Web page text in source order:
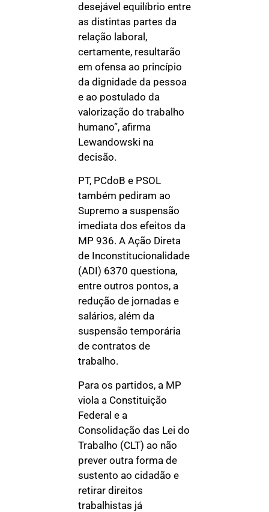
desejável equilíbrio entre
as distintas partes da
relação laboral,
certamente, resultarão
em ofensa ao princípio
da dignidade da pessoa
e ao postulado da
valorização do trabalho
humano”, afirma
Lewandowski na
decisão.
PT, PCdoB e PSOL
também pediram ao
Supremo a suspensão
imediata dos efeitos da
MP 936. A Ação Direta
de Inconstitucionalidade
(ADI) 6370 questiona,
entre outros pontos, a
redução de jornadas e
salários, além da
suspensão temporária
de contratos de
trabalho.
Para os partidos, a MP
viola a Constituição
Federal e a
Consolidação das Lei do
Trabalho (CLT) ao não
prever outra forma de
sustento ao cidadão e
retirar direitos
trabalhistas já